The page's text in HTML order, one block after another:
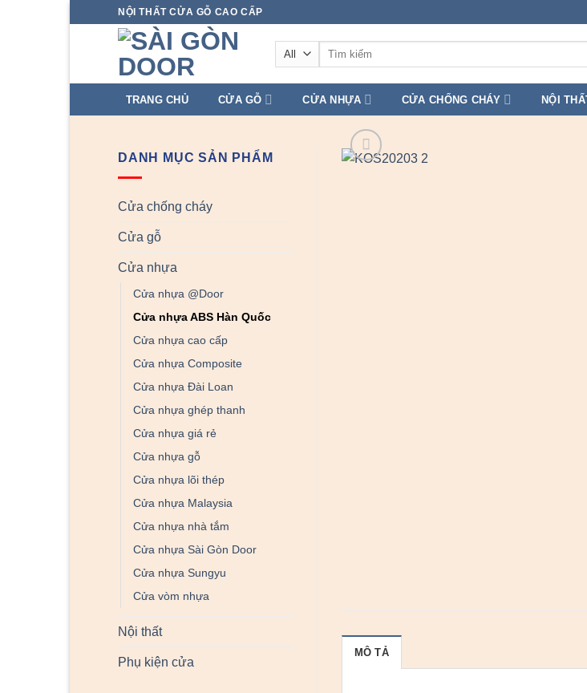
NỘI THẤT CỬA GỖ CAO CẤP
Tìm
TRANG CHỦ CỬA GỖ CỬA NHỰA CỬA CHỐNG CHÁY NỘI
DANH MỤC SẢN PHẨM
Cửa chống cháy
Cửa gỗ
Cửa nhựa
Cửa nhựa @Door
Cửa nhựa ABS Hàn Quốc
Cửa nhựa cao cấp
Cửa nhựa Composite
Cửa nhựa Đài Loan
Cửa nhựa ghép thanh
Cửa nhựa giá rẻ
Cửa nhựa gỗ
Cửa nhựa lõi thép
Cửa nhựa Malaysia
Cửa nhựa nhà tắm
Cửa nhựa Sài Gòn Door
Cửa nhựa Sungyu
Cửa vòm nhựa
Nội thất
Phụ kiện cửa
MÔ TẢ